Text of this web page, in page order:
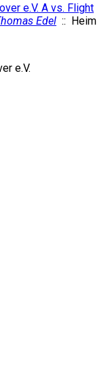
e.V. A vs. Flight
Edel :: Heim
e.V.